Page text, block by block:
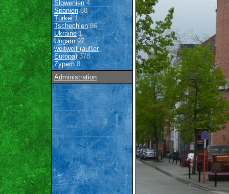
Slowenien4
Spanien68
Türkei1
Tschechien 86
Ukraine1
Ungarn97
weltweit (außer
Europa)378
Zypern8
Administration